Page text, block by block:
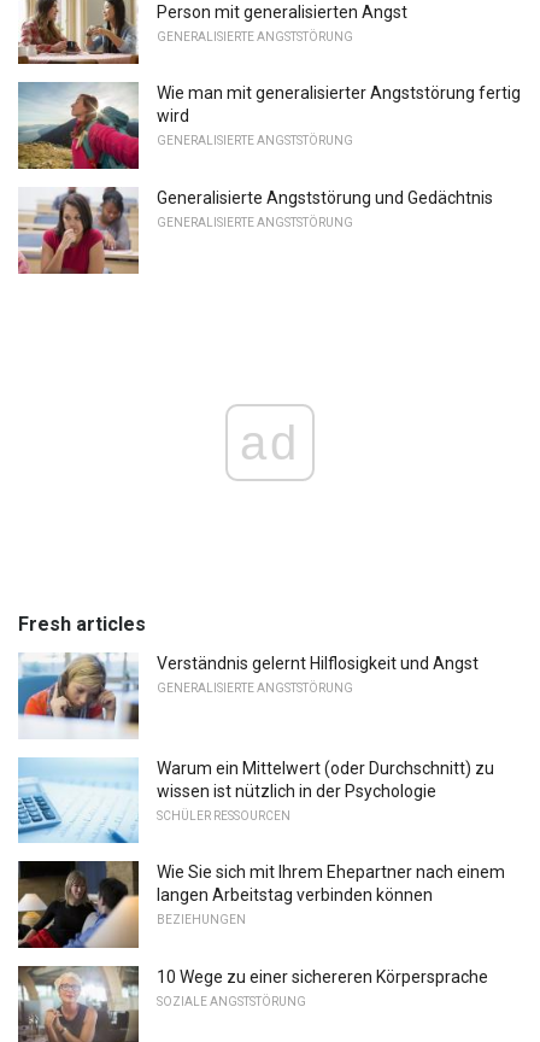
Person mit generalisierten Angst
GENERALISIERTE ANGSTSTÖRUNG
Wie man mit generalisierter Angststörung fertig
wird
GENERALISIERTE ANGSTSTÖRUNG
Generalisierte Angststörung und Gedächtnis
GENERALISIERTE ANGSTSTÖRUNG
ad
Fresh articles
Verständnis gelernt Hilflosigkeit und Angst
GENERALISIERTE ANGSTSTÖRUNG
Warum ein Mittelwert (oder Durchschnitt) zu
wissen ist nützlich in der Psychologie
SCHÜLER RESSOURCEN
Wie Sie sich mit Ihrem Ehepartner nach einem
langen Arbeitstag verbinden können
BEZIEHUNGEN
10 Wege zu einer sichereren Körpersprache
SOZIALE ANGSTSTÖRUNG